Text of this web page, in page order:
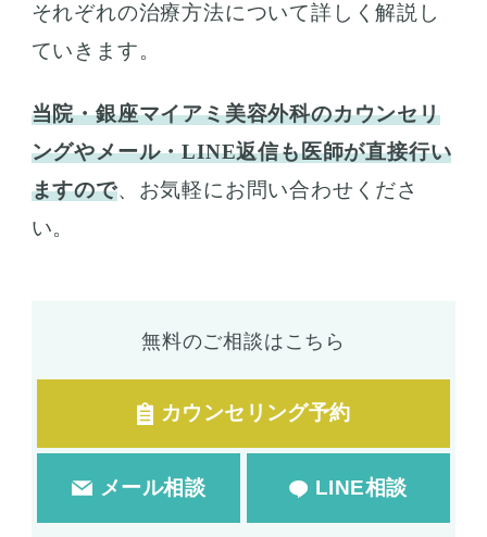
それぞれの治療方法について詳しく解説し
ていきます。
当院・銀座マイアミ美容外科のカウンセリ
ングやメール・LINE返信も医師が直接行い
ますので、お気軽にお問い合わせくださ
い。
無料のご相談はこちら
カウンセリング予約
メール相談 LINE相談